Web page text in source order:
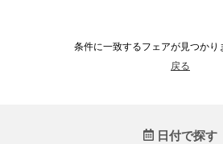
条件に一致するフェアが見つかり
戻る
日付で探す